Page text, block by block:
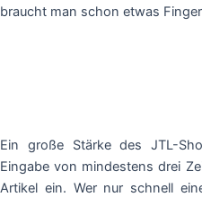
braucht man schon etwas
Ein große Stärke des JTL-
Eingabe von mindestens drei
Artikel ein. Wer nur schnell